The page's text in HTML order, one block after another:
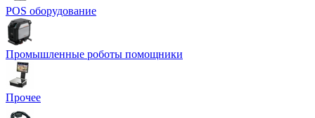
POS оборудование
Промышленные роботы помощники
Прочее